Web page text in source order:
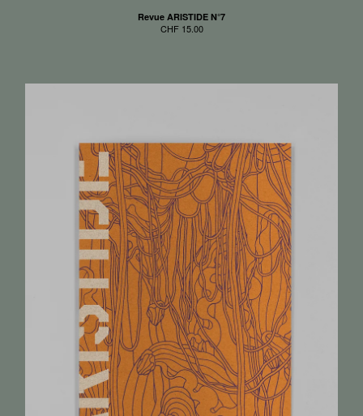
Revue ARISTIDE N°7
CHF15.00